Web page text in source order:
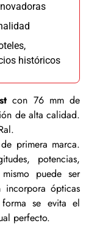
históricos
con 76 mm de
de alta calidad.
primera marca.
potencias,
puede ser
incorpora ópticas
se evita el
perfecto.